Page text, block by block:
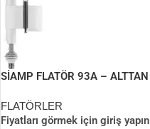
SİAMP FLATÖR 93A – ALTTAN
FLATÖRLER
Fiyatları görmek için giriş yapın